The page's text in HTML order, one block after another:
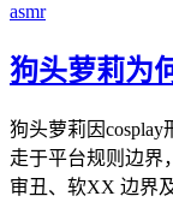
asmr
狗头萝莉为
狗头萝莉因
走于平台规则边界
审丑、软XX 边界